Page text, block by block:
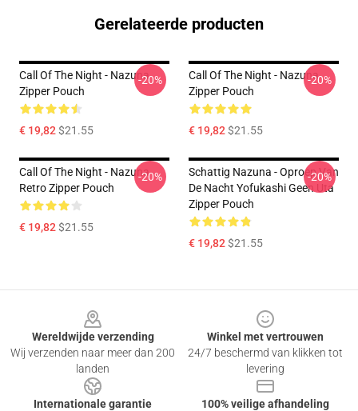
Gerelateerde producten
Call Of The Night - Nazuna
Zipper Pouch
€ 19,82$21.55
-20%
Call Of The Night - Nazuna
Zipper Pouch
€ 19,82$21.55
-20%
Call Of The Night - Nazuna
Retro Zipper Pouch
€ 19,82$21.55
-20%
Schattig Nazuna - Oproep Van
De Nacht Yofukashi Geen Uta
Zipper Pouch
€ 19,82$21.55
-20%
Wereldwijde verzending
Wij verzenden naar meer dan 200
landen
Winkel met vertrouwen
24/7 beschermd van klikken tot
levering
Internationale garantie
100% veilige afhandeling